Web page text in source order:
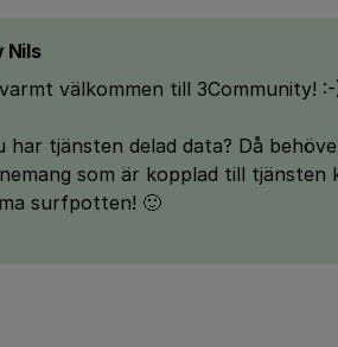
Nils
välkommen till 3Community! :-
har tjänsten delad data? Då
som är kopplad till
surfpotten! 🙂